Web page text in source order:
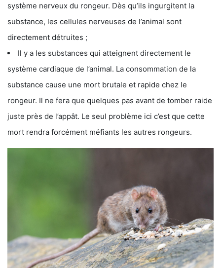
système nerveux du rongeur. Dès qu’ils ingurgitent la
substance, les cellules nerveuses de l’animal sont
directement détruites ;
Il y a les substances qui atteignent directement le
système cardiaque de l’animal. La consommation de la
substance cause une mort brutale et rapide chez le
rongeur. Il ne fera que quelques pas avant de tomber raide
juste près de l’appât. Le seul problème ici c’est que cette
mort rendra forcément méfiants les autres rongeurs.